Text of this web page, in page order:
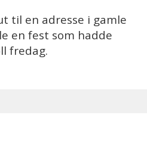
til en adresse i gamle
en fest som hadde
fredag.